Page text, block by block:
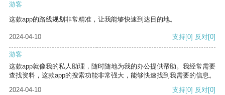
游客
这款app的路线规划非常精准，让我能够快速到达目的地。
2024-04-10 支持[0] 反对[0]
游客
这款app就像我的私人助理，随时随地为我的办公提供帮助。我经常需要
查找资料，这款app的搜索功能非常强大，能够快速找到我需要的信息。
2024-04-10
支持[0] 反对[0]